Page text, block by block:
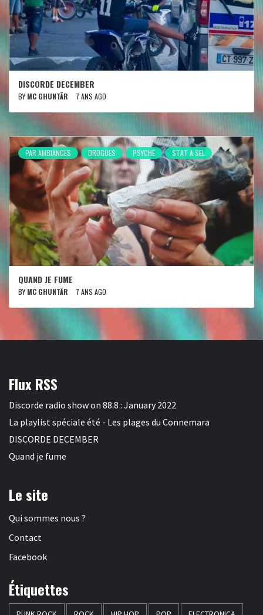
DISCORDE DECEMBER
BY MC GHUNTÄR 7 ANS AGO
PAR AMBIANCES DROGUES PSYCHÉ STAT A SEL
QUAND JE FUME
BY MC GHUNTÄR 7 ANS AGO
Flux RSS
Discorde radio show on 88.8 : January 2022
La playlist spéciale été - Les plages du Connemara
DISCORDE DECEMBER
Quand je fume
Le site
Qui sommes nous ?
Contact
Facebook
Étiquettes